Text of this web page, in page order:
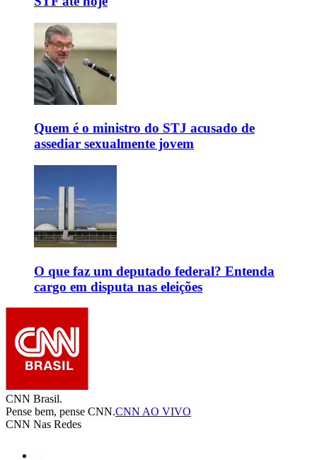
Quem é o ministro do STJ acusado de
assediar sexualmente jovem
O que faz um deputado federal? Entenda
cargo em disputa nas eleições
CNN Brasil.
Pense bem, pense CNN.CNN AO VIVO
CNN Nas Redes